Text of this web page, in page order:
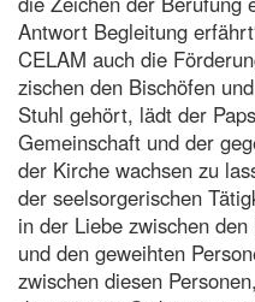
Antwort Begleitung
CELAM auch die
zischen den Bischöfen
Stuhl gehört, lädt der
Gemeinschaft und der
der Kirche wachsen zu
der seelsorgerischen
in der Liebe zwischen
und den geweihten
zwischen diesen